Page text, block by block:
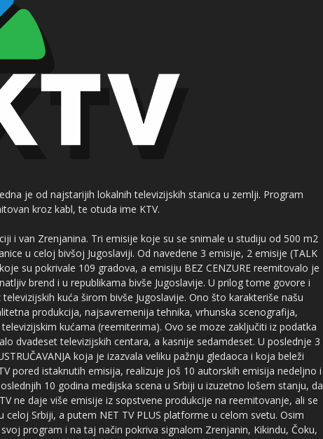
je od najstarijih lokalnih televizijskih stanica u zemlji. Program
kroz kabl, te otuda ime KTV.
i van Zrenjanina. Tri emisije koje su se snimale u studiju od 500 m2
u celoj bivšoj Jugoslaviji. Od navedene 3 emisije, 2 emisije (TALK
su pokrivale 109 gradova, a emisiju BEZ CENZURE reemitovalo je
brend i u republikama bivše Jugoslavije. U prilog tome govore i
kuća širom bivše Jugoslavije. Ono što karakteriše našu
produkcija, najsavremenija tehnika, vrhunska scenografija,
kućama (reemiterima). Ovo se moze zaključiti iz podatka
dvadeset televizijskih centara, a kasnije sedamdeset. U poslednje 3
koja je izazvala veliku pažnju gledaoca i koja beleži
pored istaknutih emisija, realizuje još 10 autorskih emisija nedeljno i
10 godina medijska scena u Srbiji u izuzetno lošem stanju, da
ne daje više emisije iz sopstvene produkcije na reemitovanje, ali se
Srbiji, a putem NET TV PLUS platforme u celom svetu. Osim
program i na taj način pokriva signalom Zrenjanin, Kikindu, Čoku,